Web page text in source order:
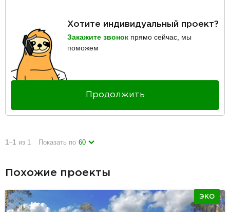
Хотите индивидуальный проект?
Закажите звонок прямо сейчас, мы
поможем
Продолжить
1–1 из 1 Показать по 60
Похожие проекты
ЭКО